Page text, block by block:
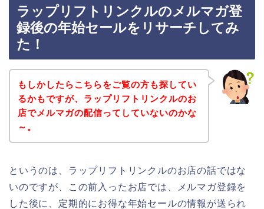
ラップリフトリンクルのメルマガ登
録後の年始セールをリサーチしてみ
た！
もしかしたらこちらをご覧の方も探してい
るかもですが、ラップリフトリンクルのお
店でメルマガの配信ってしていないのかな
～。
というのは、ラップリフトリンクルのお店の話ではな
いのですが、この前入ったお店では、メルマガ登録を
した後に、定期的にお得な年始セールの情報が送られ